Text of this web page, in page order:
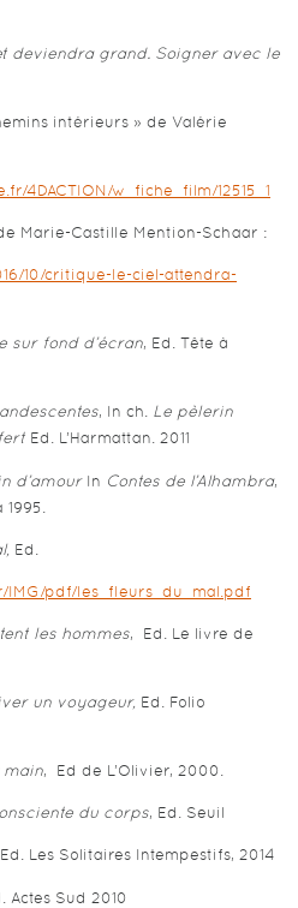
deviendra grand. Soigner avec le
intérieurs » de Valérie
4DACTION/w_fiche_film/12515_1
Marie-Castille Mention-Schaar :
10/critique-le-ciel-attendra-
sur fond d’écran, Ed. Tête à
, In ch. Le pèlerin
Ed. L’Harmattan. 2011
d’amourIn Contes de l’Alhambra,
Ed.
IMG/pdf/les_fleurs_du_mal.pdf
les hommes, Ed. Le livre de
un voyageur, Ed. Folio
main, Ed de L’Olivier, 2000.
du corps, Ed. Seuil
Ed. Les Solitaires Intempestifs, 2014
Actes Sud 2010